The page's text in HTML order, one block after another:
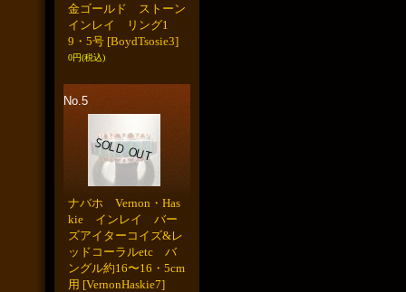
金ゴールド ストーン
インレイ リング1
9・5号 [BoydTsosie3]
0円(税込)
No.5
ナバホ Vernon・Has
kie インレイ バー
ズアイターコイズ&レ
ッドコーラルetc バ
ングル約16〜16・5cm
用 [VernonHaskie7]